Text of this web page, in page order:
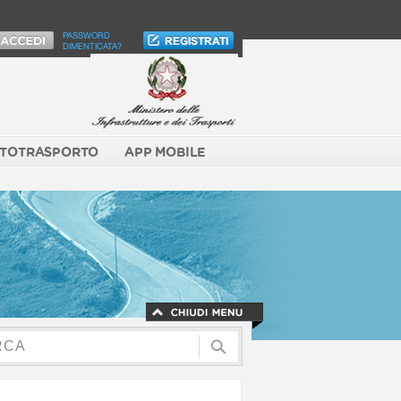
PASSWORD
DIMENTICATA?
APP MOBILE